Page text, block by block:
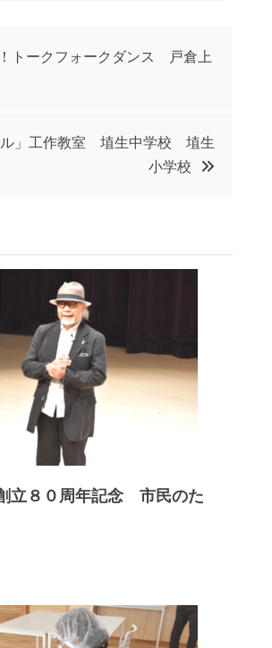
トークフォークダンス 戸倉上
ル」工作教室 埴生中学校 埴生
小学校
立８０周年記念 市民のた